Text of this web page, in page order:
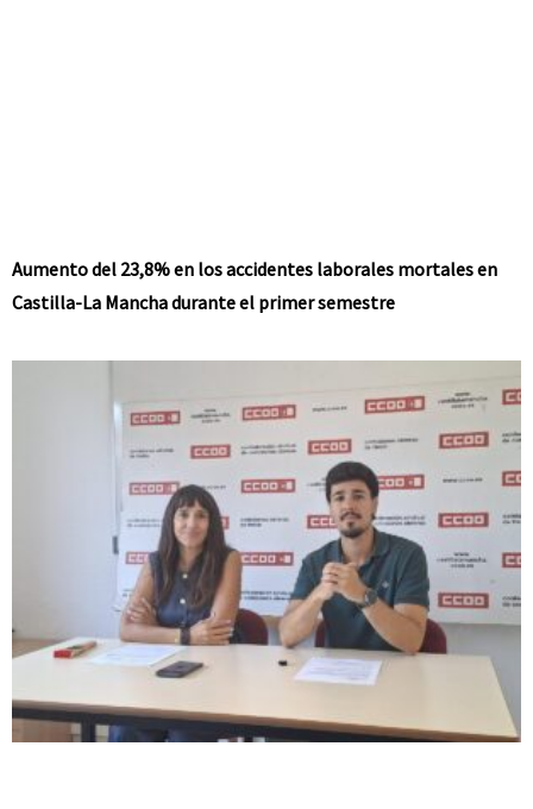
Aumento del 23,8% en los accidentes laborales mortales en
Castilla-La Mancha durante el primer semestre